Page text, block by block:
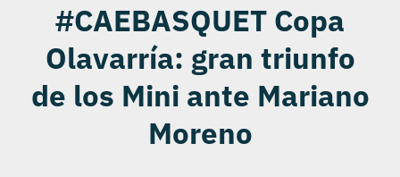
Contacto
#CAEBASQUET Copa
Olavarría: gran triunfo
de los Mini ante Mariano
Moreno